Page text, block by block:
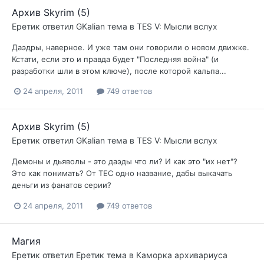
Архив Skyrim (5)
Еретик ответил GKalian тема в TES V: Мысли вслух
Даэдры, наверное. И уже там они говорили о новом движке.
Кстати, если это и правда будет "Последняя война" (и
разработки шли в этом ключе), после которой кальпа...
24 апреля, 2011 749 ответов
Архив Skyrim (5)
Еретик ответил GKalian тема в TES V: Мысли вслух
Демоны и дьяволы - это даэды что ли? И как это "их нет"?
Это как понимать? От ТЕС одно название, дабы выкачать
деньги из фанатов серии?
24 апреля, 2011 749 ответов
Магия
Еретик ответил Еретик тема в Каморка архивариуса